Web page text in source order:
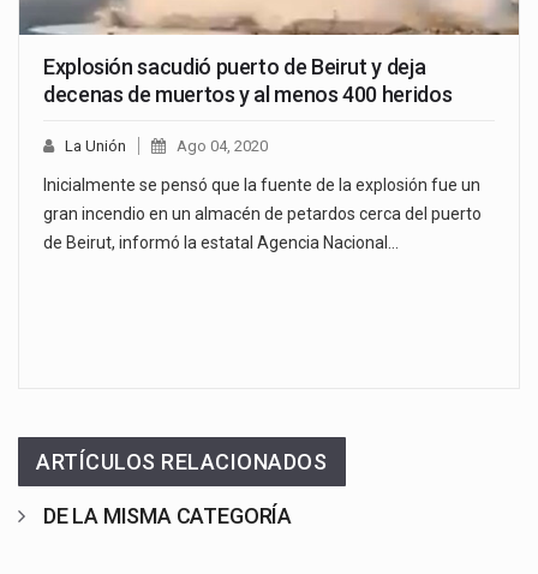
Explosión sacudió puerto de Beirut y deja
decenas de muertos y al menos 400 heridos
La Unión Ago 04, 2020
Inicialmente se pensó que la fuente de la explosión fue un
gran incendio en un almacén de petardos cerca del puerto
de Beirut, informó la estatal Agencia Nacional…
ARTÍCULOS RELACIONADOS
DE LA MISMA CATEGORÍA